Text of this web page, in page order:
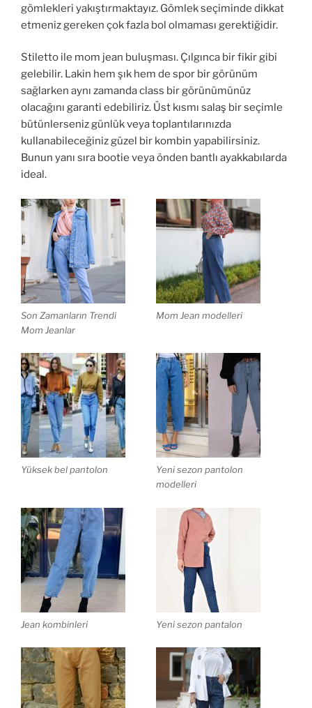
gömlekleri yakıştırmaktayız. Gömlek seçiminde dikkat
etmeniz gereken çok fazla bol olmaması gerektiğidir.
Stiletto ile mom jean buluşması. Çılgınca bir fikir gibi
gelebilir. Lakin hem şık hem de spor bir görünüm
sağlarken aynı zamanda class bir görünümünüz
olacağını garanti edebiliriz. Üst kısmı salaş bir seçimle
bütünlerseniz günlük veya toplantılarınızda
kullanabileceğiniz güzel bir kombin yapabilirsiniz.
Bunun yanı sıra bootie veya önden bantlı ayakkabılarda
ideal.
Son Zamanların Trendi
Mom Jeanlar
Mom Jean modelleri
Yüksek bel pantolon
Yeni sezon pantolon
modelleri
Jean kombinleri Yeni sezon pantalon